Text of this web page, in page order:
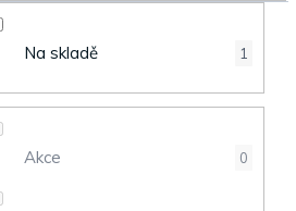
Na skladě 1
Akce 0